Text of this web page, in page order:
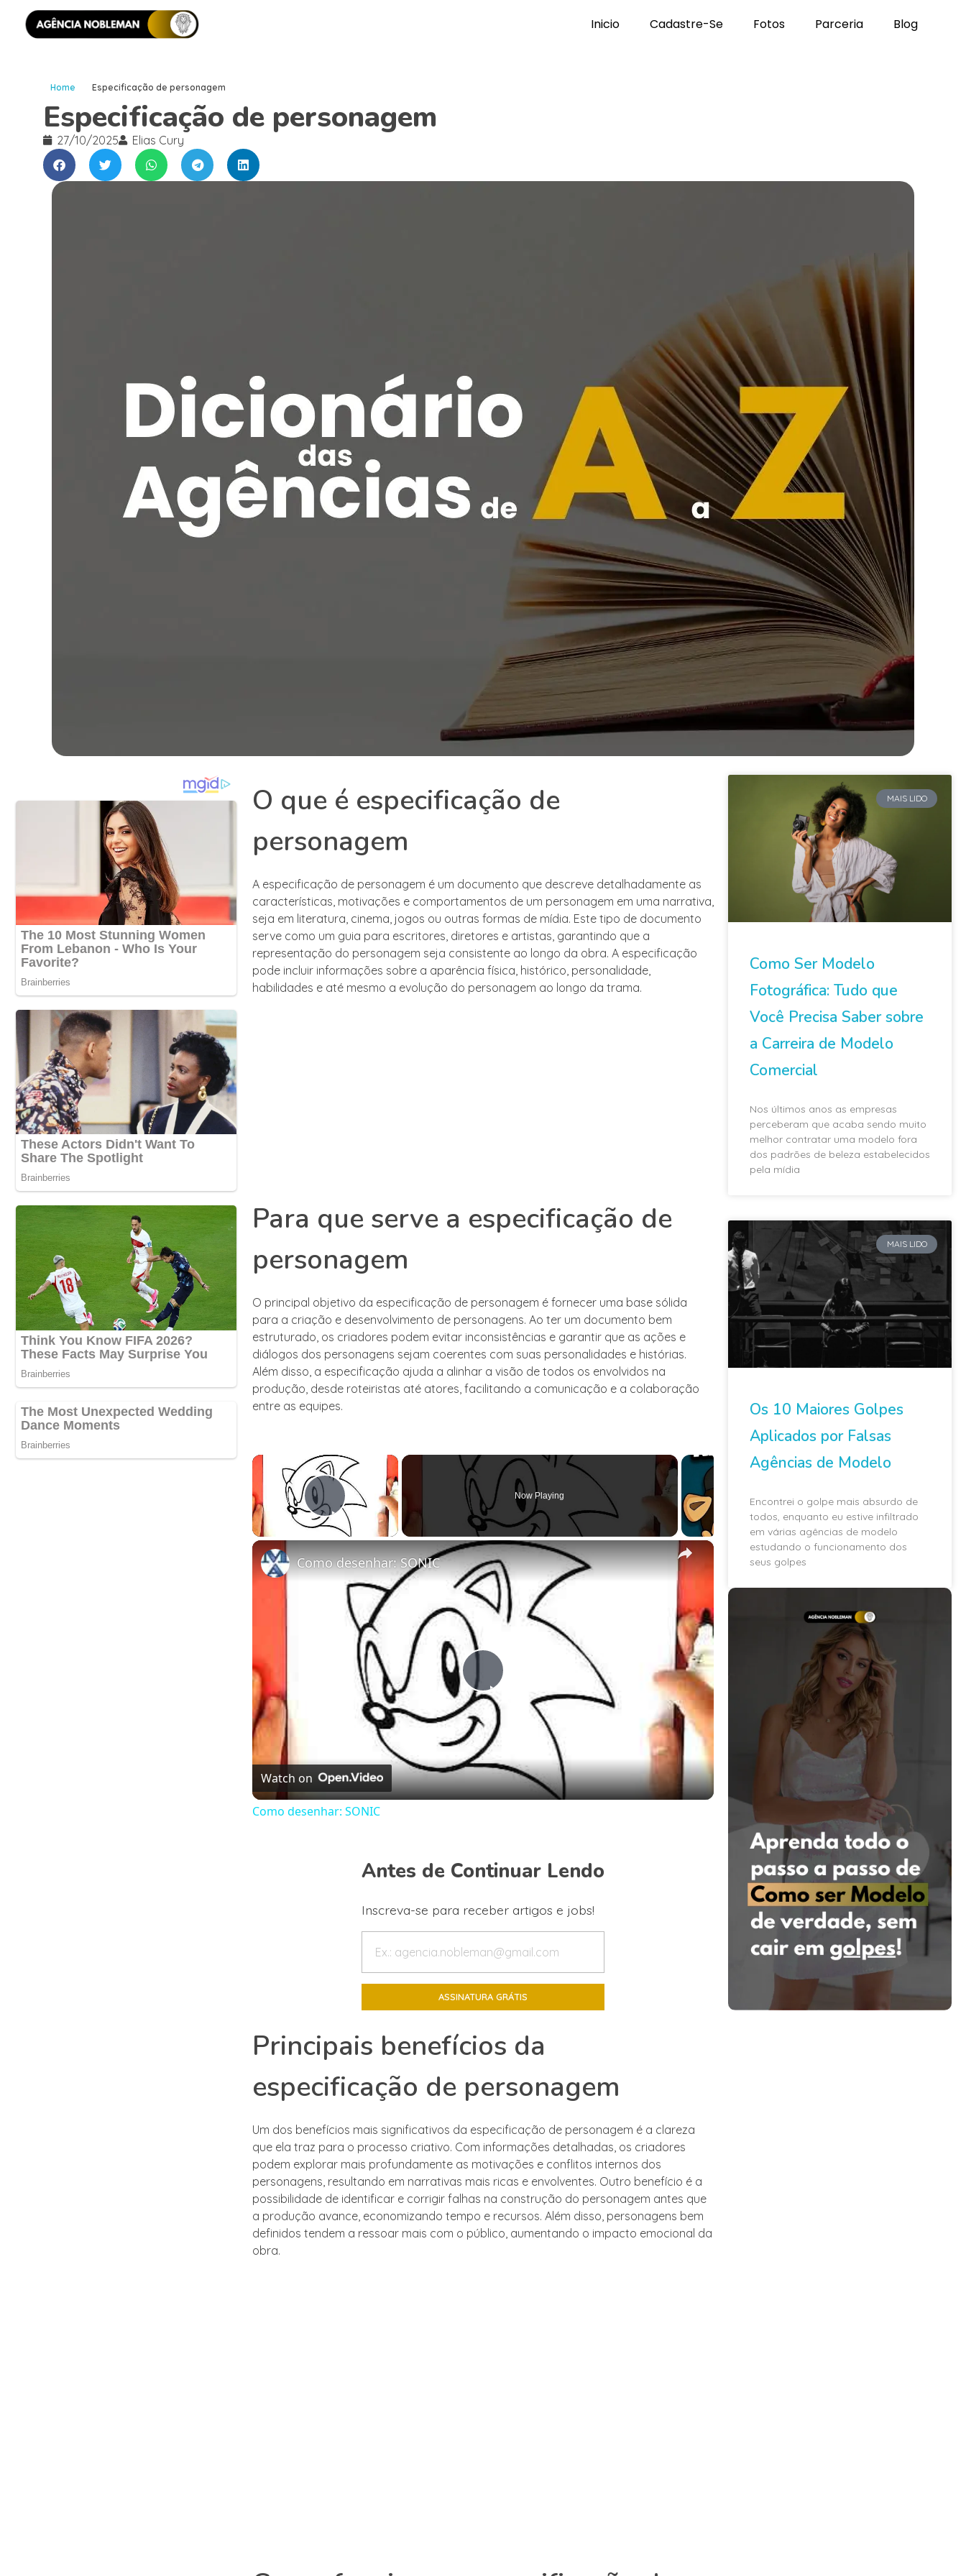
Inicio Cadastre-Se Fotos Parceria Blog
Home Especificação de personagem
Especificação de personagem
27/10/2025 Elias Cury
O que é especificação de
personagem
A especificação de personagem é um documento que descreve detalhadamente as
características, motivações e comportamentos de um personagem em uma narrativa,
seja em literatura, cinema, jogos ou outras formas de mídia. Este tipo de documento
serve como um guia para escritores, diretores e artistas, garantindo que a
representação do personagem seja consistente ao longo da obra. A especificação
pode incluir informações sobre a aparência física, histórico, personalidade,
habilidades e até mesmo a evolução do personagem ao longo da trama.
Para que serve a especificação de
personagem
O principal objetivo da especificação de personagem é fornecer uma base sólida
para a criação e desenvolvimento de personagens. Ao ter um documento bem
estruturado, os criadores podem evitar inconsistências e garantir que as ações e
diálogos dos personagens sejam coerentes com suas personalidades e histórias.
Além disso, a especificação ajuda a alinhar a visão de todos os envolvidos na
produção, desde roteiristas até atores, facilitando a comunicação e a colaboração
entre as equipes.
×
Play Video
Now Playing
×
Play
Video
Como desenhar: SONIC
Watch on
Como desenhar: SONIC
Antes de Continuar Lendo
Inscreva-se para receber artigos e jobs!
Principais benefícios da
especificação de personagem
Um dos benefícios mais significativos da especificação de personagem é a clareza
que ela traz para o processo criativo. Com informações detalhadas, os criadores
podem explorar mais profundamente as motivações e conflitos internos dos
personagens, resultando em narrativas mais ricas e envolventes. Outro benefício é a
possibilidade de identificar e corrigir falhas na construção do personagem antes que
a produção avance, economizando tempo e recursos. Além disso, personagens bem
definidos tendem a ressoar mais com o público, aumentando o impacto emocional da
obra.
MAIS LIDO
Como Ser Modelo
Fotográfica: Tudo que
Você Precisa Saber sobre
a Carreira de Modelo
Comercial
Nos últimos anos as empresas
perceberam que acaba sendo muito
melhor contratar uma modelo fora
dos padrões de beleza estabelecidos
pela mídia
MAIS LIDO
Os 10 Maiores Golpes
Aplicados por Falsas
Agências de Modelo
Encontrei o golpe mais absurdo de
todos, enquanto eu estive infiltrado
em várias agências de modelo
estudando o funcionamento dos
seus golpes